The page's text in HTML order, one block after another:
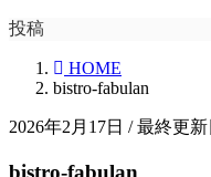
投稿
HOME
bistro-fabulan
2026年2月17日 / 最終更新
bistro-fabulan